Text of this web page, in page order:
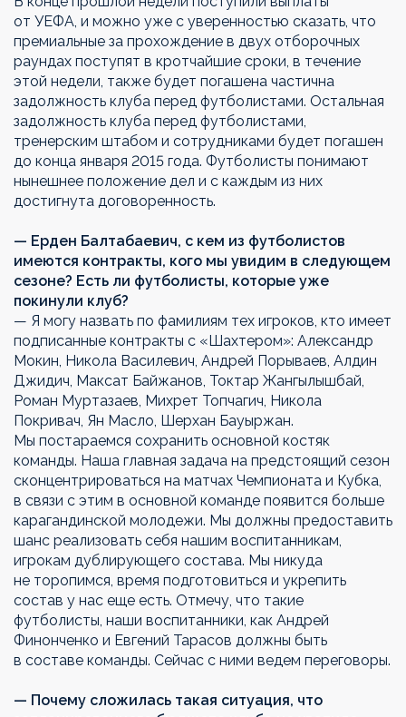
от УЕФА, и можно уже с уверенностью сказать, что
премиальные за прохождение в двух отборочных
раундах поступят в кротчайшие сроки, в течение
этой недели, также будет погашена частична
задолжность клуба перед футболистами. Остальная
задолжность клуба перед футболистами,
тренерским штабом и сотрудниками будет погашен
до конца января 2015 года. Футболисты понимают
нынешнее положение дел и с каждым из них
достигнута договоренность.
— Ерден Балтабаевич, с кем из футболистов
имеются контракты, кого мы увидим в следующем
сезоне? Есть ли футболисты, которые уже
покинули клуб?
— Я могу назвать по фамилиям тех игроков, кто имеет
подписанные контракты с «Шахтером»: Александр
Мокин, Никола Василевич, Андрей Порываев, Алдин
Джидич, Максат Байжанов, Токтар Жангылышбай,
Роман Муртазаев, Михрет Топчагич, Никола
Покривач, Ян Масло, Шерхан Бауыржан.
Мы постараемся сохранить основной костяк
команды. Наша главная задача на предстоящий сезон
сконцентрироваться на матчах Чемпионата и Кубка,
в связи с этим в основной команде появится больше
карагандинской молодежи. Мы должны предоставить
шанс реализовать себя нашим воспитанникам,
игрокам дублирующего состава. Мы никуда
не торопимся, время подготовиться и укрепить
состав у нас еще есть. Отмечу, что такие
футболисты, наши воспитанники, как Андрей
Финонченко и Евгений Тарасов должны быть
в составе команды. Сейчас с ними ведем переговоры.
— Почему сложилась такая ситуация, что